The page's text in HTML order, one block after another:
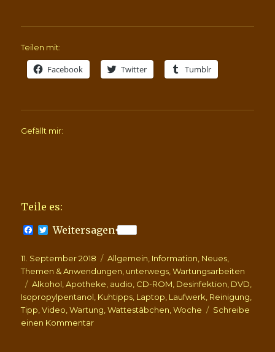
Teilen mit:
Facebook Twitter Tumblr
Gefällt mir:
Teile es:
F
e
b
o
o
k
T
t
t
e
r
Weitersagen
Veröffentlicht
am
11. September 2018 Kategorien
Allgemein Information Neues
Themen & Anwendungen unterwegs ,Wartungsarbeiten
Schlagwörter
Alkohol ,Apotheke audio CD-ROM Desinfektion DVD
Isopropylpentanol Kuhtipps Laptop Laufwerk Reinigung
Tipp ,Video ,Wartung ,Wattestäbchen ,Woche
Schreibe
einen Kommentarzu